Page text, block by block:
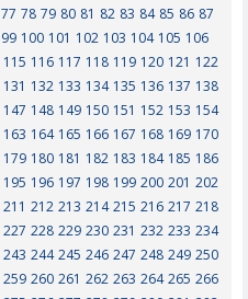
77 78 79 80 81 82 83 84 85 86 87
99 100 101 102 103 104 105 106
115 116 117 118 119 120 121 122
131 132 133 134 135 136 137 138
147 148 149 150 151 152 153 154
163 164 165 166 167 168 169 170
179 180 181 182 183 184 185 186
195 196 197 198 199 200 201 202
211 212 213 214 215 216 217 218
227 228 229 230 231 232 233 234
243 244 245 246 247 248 249 250
259 260 261 262 263 264 265 266